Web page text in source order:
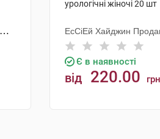
урологічні жіночі 20 шт
ЕсСіЕй Хайджин
Є в наявності
від 220.00 грн